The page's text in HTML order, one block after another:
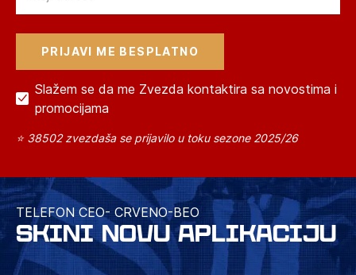
Slažem se da me Zvezda kontaktira sa novostima i
promocijama
⭐ 38502 zvezdaša se prijavilo u toku sezone 2025/26
TELEFON CEO- CRVENO-BEO
SKINI NOVU APLIKACIJU